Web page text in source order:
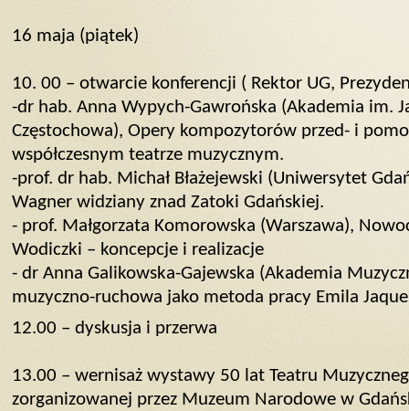
16 maja (piątek)
10. 00 – otwarcie konferencji ( Rektor UG,
-dr hab. Anna Wypych-Gawrońska (Akademia im.
Częstochowa), Opery kompozytorów przed- i
współczesnym teatrze muzycznym.
-prof. dr hab. Michał Błażejewski (Uniwersytet
Wagner widziany znad Zatoki Gdańskiej.
- prof. Małgorzata Komorowska (Warszawa),
Wodiczki – koncepcje i realizacje
- dr Anna Galikowska-Gajewska (Akademia
muzyczno-ruchowa jako metoda pracy Emila
12.00 – dyskusja i przerwa
13.00 – wernisaż wystawy 50 lat Teatru
zorganizowanej przez Muzeum Narodowe w